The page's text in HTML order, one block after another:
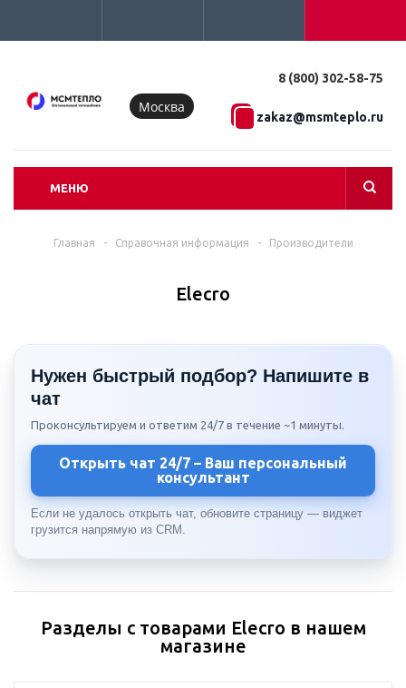
Москва
8 (800) 302-58-75
zakaz@msmteplo.ru
МЕНЮ
Главная - Справочная информация - Производители
Elecro
Нужен быстрый подбор? Напишите в
чат
Проконсультируем и ответим 24/7 в течение ~1 минуты.
Открыть чат 24/7 – Ваш персональный
консультант
Если не удалось открыть чат, обновите страницу — виджет
грузится напрямую из CRM.
Разделы с товарами Elecro в нашем
магазине